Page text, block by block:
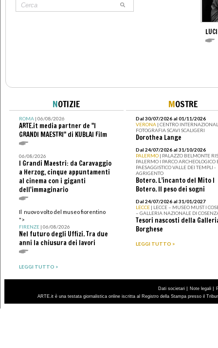
NOTIZIE
ROMA| 06/08/2026
ARTE.it media partner de "I
GRANDI MAESTRI" di KUBLAI Film
06/08/2026
I Grandi Maestri: da Caravaggio
a Herzog, cinque appuntamenti
al cinema con i giganti
dell'immaginario
Il nuovo volto del museo fiorentino
">
FIRENZE| 06/08/2026
Nel futuro degli Uffizi. Tra due
anni la chiusura dei lavori
LEGGI TUTTO >
MOSTRE
Dal 30/07/2026 al 01/11/2026
VERONA | CENTRO
FOTOGRAFIA SCAVI SCALIGERI
Dorothea Lange
Dal 24/07/2026 al 31/10/2026
PALERMO | PALAZZO BELMONTE
PALERMO I PARCO ARCHEOLOGICO
PAESAGGISTICO VALLE DEI TEMPLI -
AGRIGENTO
Botero. L’incanto del Mito I
Botero. Il peso dei sogni
Dal 24/07/2026 al 31/01/2027
LECCE | LECCE – MUSEO MUST I
– GALLERIA NAZIONALE DI
Tesori nascosti della
Borghese
LEGGI TUTTO >
Dati societari | Note legali |
ARTE.it è una testata giornalistica online iscritta al Registro della Stampa presso il